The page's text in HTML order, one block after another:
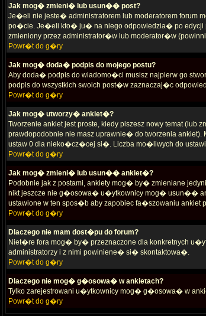
Jak mog� zmieni� lub usun�� post?
Je�eli nie jeste� administratorem lub moderatorem forum
po�cie. Je�eli kto� ju� na niego odpowiedzia� po edycji
zmieniony przez administrator�w lub moderator�w
Powr�t do g�ry
Jak mog� doda� podpis do mojego postu?
Aby doda� podpis do wiadomo�ci musisz najpierw go
podpis do wszystkich swoich post�w zaznaczaj�c
Powr�t do g�ry
Jak mog� utworzy� ankiet�?
Tworzenie ankiet jest proste, kiedy piszesz nowy temat
prawdopodobnie nie masz uprawnie� do tworzenia
ustaw 0 dla nieko�cz�cej si�. Liczba mo�liwych do
Powr�t do g�ry
Jak mog� zmieni� lub usun�� ankiet�?
Podobnie jak z postami, ankiety mog� by� zmieniane
nikt jeszcze nie g�osowa� u�ytkownicy mog� usun��
ustawione w ten spos�b aby zapobiec fa�szowaniu
Powr�t do g�ry
Dlaczego nie mam dost�pu do forum?
Niet�re fora mog� by� przeznaczone dla konkretnych
administratorzy i z nimi powiniene� si� skontaktowa�.
Powr�t do g�ry
Dlaczego nie mog� g�osowa� w ankietach?
Tylko zarejestrowani u�ytkownicy mog� g�osowa� w
Powr�t do g�ry